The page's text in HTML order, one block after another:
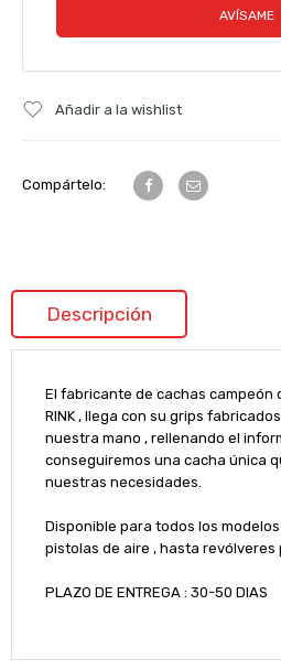
Añadir a la wishlist
Compártelo:
Descripción
El fabricante de cachas campeón
RINK , llega con su grips
nuestra mano , rellenando el
conseguiremos una cacha única
nuestras necesidades.
Disponible para todos los
pistolas de aire , hasta revólveres
PLAZO DE ENTREGA : 30-50 DIAS